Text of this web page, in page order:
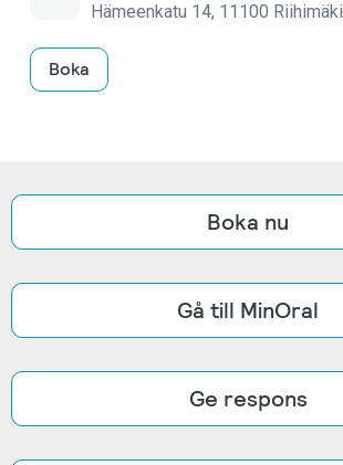
Hämeenkatu 14, 11100 Riihimäki
Boka
Boka nu
Gå till MinOral
Ge respons